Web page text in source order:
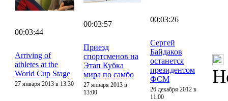
00:03:44
Arriving of
athletes at the
World Cup Stage
27 января 2013 в 13:30
00:03:57
Приезд
спортсменов на
Этап Кубка
мира по самбо
27 января 2013 в
13:00
00:03:26
Сергей
Байдаков
останется
президентом
ФСМ
26 декабря 2012 в
11:00